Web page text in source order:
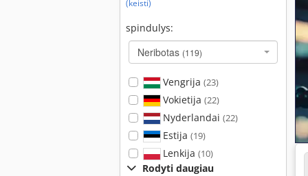
(keisti)
spindulys:
Neribotas (119)
Vengrija (23)
Vokietija (22)
Nyderlandai (22)
Estija (19)
Lenkija (10)
Rodyti daugiau